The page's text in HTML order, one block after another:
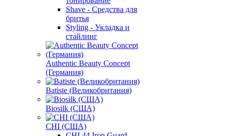
Shave - Средства для
бритья
Styling - Укладка и
стайлинг
Authentic Beauty Concept
(Германия)
Batiste (Великобритания)
Biosilk (США)
CHI (США)